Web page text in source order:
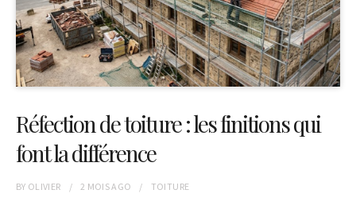
Réfection de toiture : les finitions qui
font la différence
BY OLIVIER 2 MOISAGO TOITURE